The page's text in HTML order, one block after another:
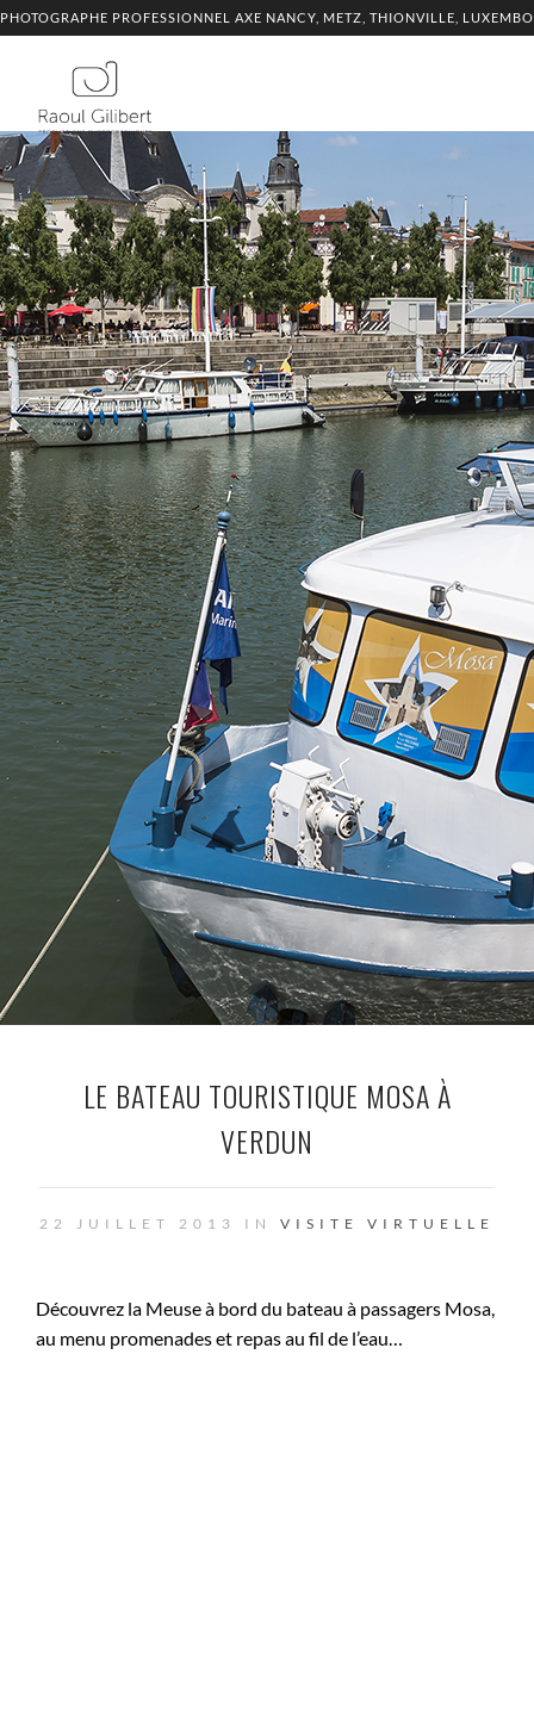
PHOTOGRAPHE PROFESSIONNEL AXE NANCY, METZ, THIONVILLE,
LE BATEAU TOURISTIQUE MOSA À
VERDUN
22 JUILLET 2013 IN VISITE VIRTUELLE
Découvrez la Meuse à bord du bateau à passagers Mosa,
au menu promenades et repas au fil de l’eau…